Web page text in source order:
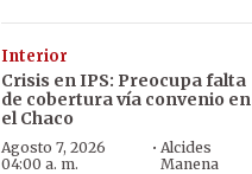
Interior
Crisis en IPS: Preocupa falta
de cobertura vía convenio en
el Chaco
Agosto 7, 2026
04:00 a. m.
·Alcides
Manena